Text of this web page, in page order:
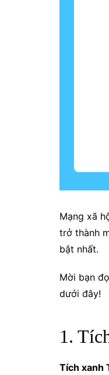
Mạng xã
trở thành
bật nhất.
Mời bạn
dưới đây!
1.
Tích xanh